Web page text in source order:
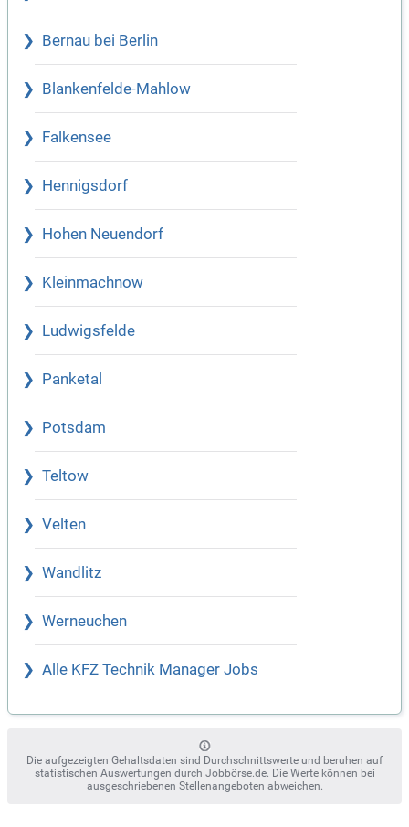
Bernau bei Berlin
Blankenfelde-Mahlow
Falkensee
Hennigsdorf
Hohen Neuendorf
Kleinmachnow
Ludwigsfelde
Panketal
Potsdam
Teltow
Velten
Wandlitz
Werneuchen
Alle KFZ Technik Manager Jobs
Die aufgezeigten Gehaltsdaten sind Durchschnittswerte und beruhen auf
statistischen Auswertungen durch Jobbörse.de. Die Werte können bei
ausgeschriebenen Stellenangeboten abweichen.